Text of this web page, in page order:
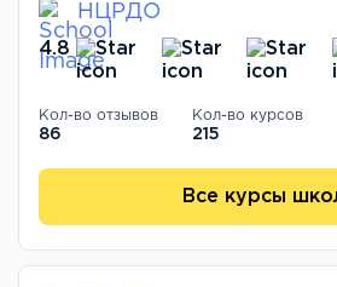
НЦРДО
4.8
Кол-во отзывов
86
Кол-во курсов
215
Все курсы